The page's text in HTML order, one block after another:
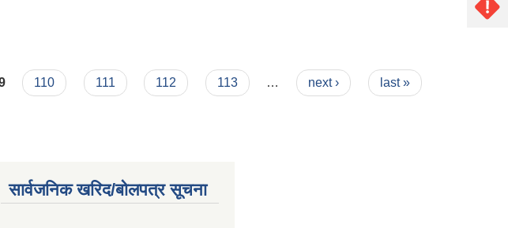
110 111 112 113 … next › last »
सार्वजनिक खरिद/बोलपत्र सूचना